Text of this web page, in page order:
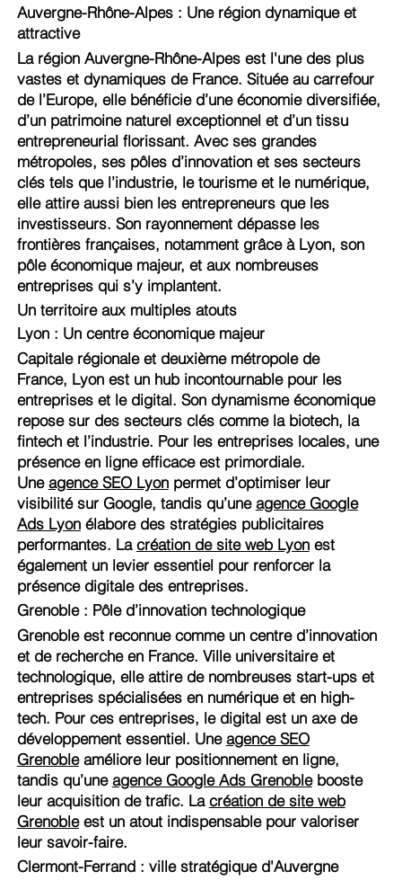
Auvergne-Rhône-Alpes : Une région dynamique et
attractive
La région Auvergne-Rhône-Alpes est l'une des plus
vastes et dynamiques de France. Située au carrefour
de l’Europe, elle bénéficie d’une économie diversifiée,
d’un patrimoine naturel exceptionnel et d’un tissu
entrepreneurial florissant. Avec ses grandes
métropoles, ses pôles d’innovation et ses secteurs
clés tels que l’industrie, le tourisme et le numérique,
elle attire aussi bien les entrepreneurs que les
investisseurs. Son rayonnement dépasse les
frontières françaises, notamment grâce à Lyon, son
pôle économique majeur, et aux nombreuses
entreprises qui s’y implantent.
Un territoire aux multiples atouts
Lyon : Un centre économique majeur
Capitale régionale et deuxième métropole de
France, Lyon est un hub incontournable pour les
entreprises et le digital. Son dynamisme économique
repose sur des secteurs clés comme la biotech, la
fintech et l’industrie. Pour les entreprises locales, une
présence en ligne efficace est primordiale.
Uneagence SEO Lyonpermet d’optimiser leur
visibilité sur Google, tandis qu’uneagence Google
Ads Lyonélabore des stratégies publicitaires
performantes. Lacréation de site web Lyonest
également un levier essentiel pour renforcer la
présence digitale des entreprises.
Grenoble : Pôle d’innovation technologique
Grenoble est reconnue comme un centre d’innovation
et de recherche en France. Ville universitaire et
technologique, elle attire de nombreuses start-ups et
entreprises spécialisées en numérique et en high-
tech. Pour ces entreprises, le digital est un axe de
développement essentiel. Uneagence SEO
Grenobleaméliore leur positionnement en ligne,
tandis qu’uneagence Google Ads Grenoblebooste
leur acquisition de trafic. Lacréation de site web
Grenobleest un atout indispensable pour valoriser
leur savoir-faire.
Clermont-Ferrand : ville stratégique d'Auvergne